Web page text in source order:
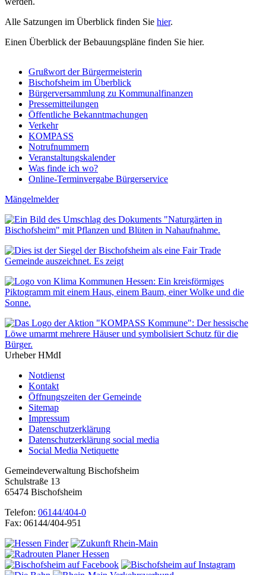
Alle Satzungen im Überblick finden Sie hier.
Einen Überblick der Bebauungspläne finden Sie hier.
Grußwort der Bürgermeisterin
Bischofsheim im Überblick
Bürgerversammlung zu Kommunalfinanzen
Pressemitteilungen
Öffentliche Bekanntmachungen
Verkehr
KOMPASS
Notrufnummern
Veranstaltungskalender
Was finde ich wo?
Online-Terminvergabe Bürgerservice
Mängelmelder
Urheber HMdI
Notdienst
Kontakt
Öffnungszeiten der Gemeinde
Sitemap
Impressum
Datenschutzerklärung
Datenschutzerklärung social media
Social Media Netiquette
Gemeindeverwaltung Bischofsheim
Schulstraße 13
65474 Bischofsheim
Telefon: 06144/404-0
Fax: 06144/404-951